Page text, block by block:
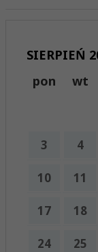
SIERPIEŃ
pon
wt
3 4
10 11
17 18
24 25